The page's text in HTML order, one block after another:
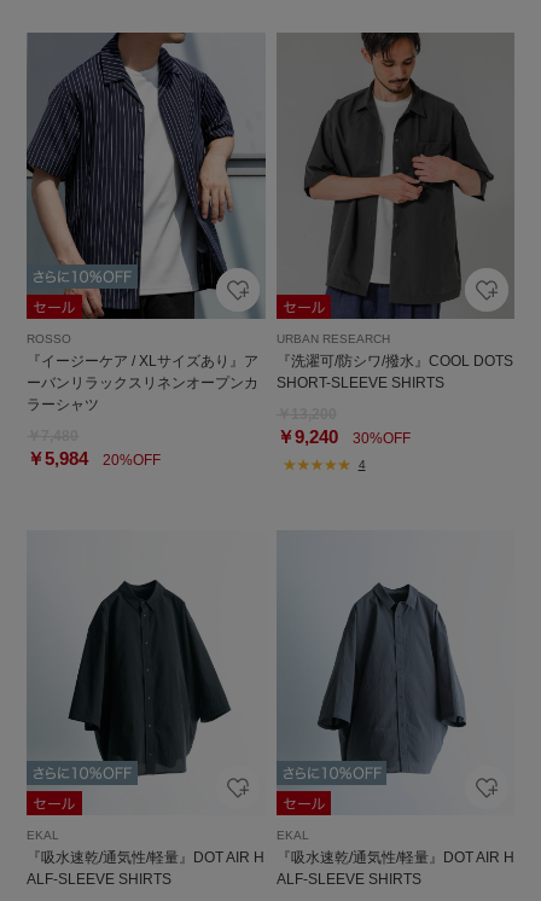
ROSSO
『イージーケア / XLサイズあり』ア
ーバンリラックスリネンオープンカ
ラーシャツ
￥5,98420%OFF
URBAN RESEARCH
『洗濯可/防シワ/撥水』COOL DOTS
SHORT-SLEEVE SHIRTS
￥9,24030%OFF
4
EKAL
『吸水速乾/通気性/軽量』DOT AIR H
ALF-SLEEVE SHIRTS
EKAL
『吸水速乾/通気性/軽量』DOT AIR H
ALF-SLEEVE SHIRTS